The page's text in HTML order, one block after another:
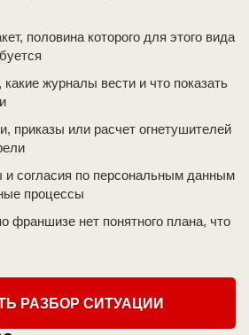
половина которого для этого вида
какие журналы вести и что показать
приказы или расчет огнетушителей
и согласия по персональным данным
процессы
франшизе нет понятного плана, что
РАЗБОР СИТУАЦИИ